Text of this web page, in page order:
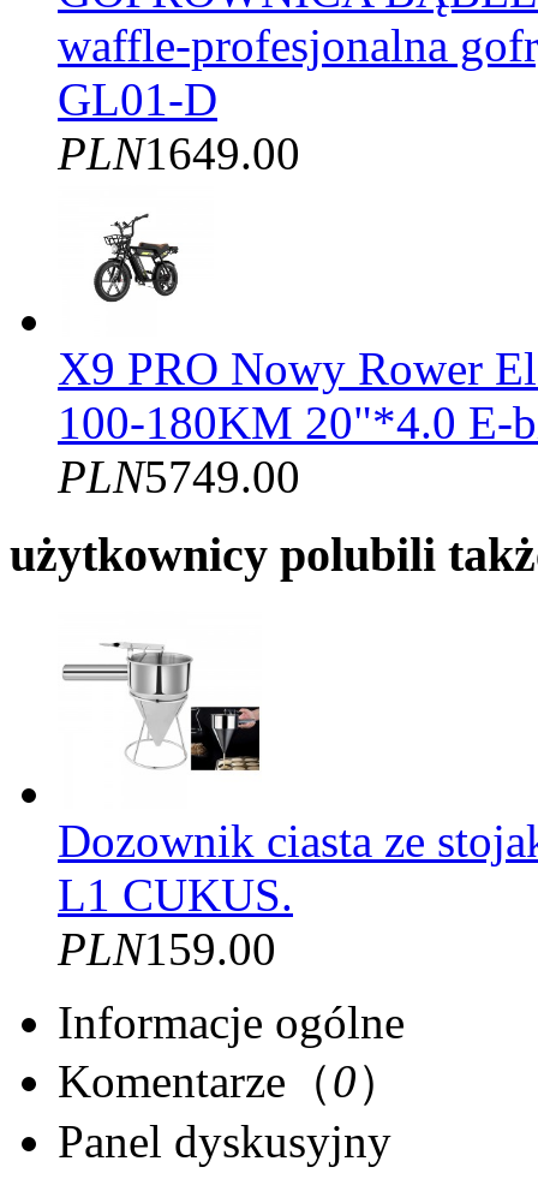
waffle-profesjonalna
GL01-D
PLN1649.00
X9 PRO Nowy Rower
100-180KM 20"*4.0 E-
PLN5749.00
użytkownicy polubili
Dozownik ciasta ze
L1 CUKUS.
PLN159.00
Informacje ogólne
Komentarze（0）
Panel dyskusyjny